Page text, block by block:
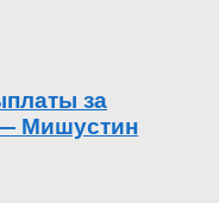
за
— Мишустин